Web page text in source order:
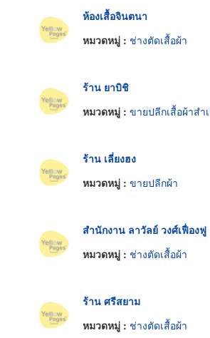
ห้องเสื้อจินตนา
หมวดหมู่ : ช่างตัดเสื้อผ้า
ร้าน ยาบิชิ
หมวดหมู่ : ขายปลีกเสื้อผ้าสำ
ร้าน เลี่ยงฮง
หมวดหมู่ : ขายปลีกผ้า
สำนักงาน ลาวัลย์ วงศ์เฟื่องฟู
หมวดหมู่ : ช่างตัดเสื้อผ้า
ร้าน ศรีสยาม
หมวดหมู่ : ช่างตัดเสื้อผ้า